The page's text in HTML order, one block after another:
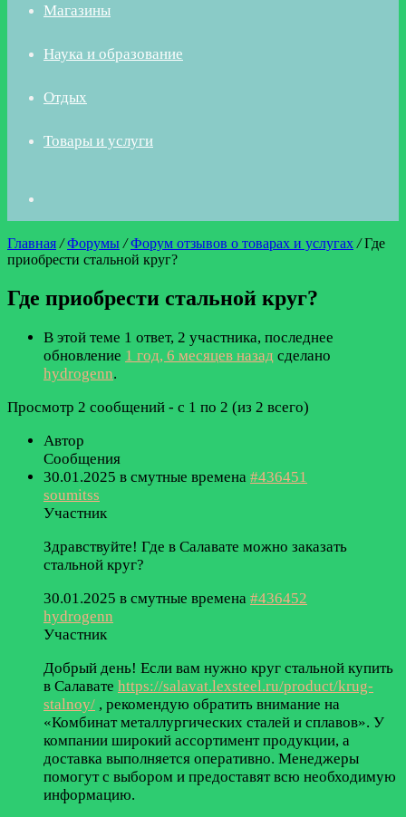
Магазины
Наука и образование
Отдых
Товары и услуги
Главная / Форумы / Форум отзывов о товарах и услугах / Где
приобрести стальной круг?
Где приобрести стальной круг?
В этой теме 1 ответ, 2 участника, последнее
обновление 1 год, 6 месяцев назад сделано
hydrogenn.
Просмотр 2 сообщений - с 1 по 2 (из 2 всего)
Автор
Сообщения
30.01.2025 в смутные времена #436451
soumitss
Участник
Здравствуйте! Где в Салавате можно заказать
стальной круг?
30.01.2025 в смутные времена #436452
hydrogenn
Участник
Добрый день! Если вам нужно круг стальной купить
в Салавате https://salavat.lexsteel.ru/product/krug-
stalnoy/ , рекомендую обратить внимание на
«Комбинат металлургических сталей и сплавов». У
компании широкий ассортимент продукции, а
доставка выполняется оперативно. Менеджеры
помогут с выбором и предоставят всю необходимую
информацию.